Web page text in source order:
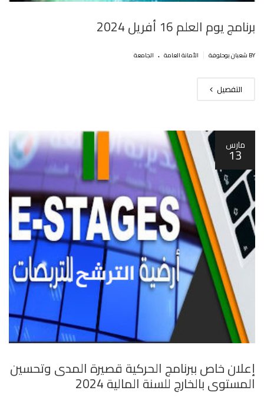
برنامج يوم العلم 16 أفريل 2024
BY شعبان بوحلوفة اﻷمانة العامة . الجامعة
التفصيل
مارس
13
إعلان خاص ببرنامج الحركية قصيرة المدى وتحسين
المستوى بالخارج للسنة المالية 2024